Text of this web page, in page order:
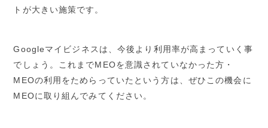
トが大きい施策です。
Googleマイビジネスは、今後より利用率が高まっていく事
でしょう。これまでMEOを意識されていなかった方・
MEOの利用をためらっていたという方は、ぜひこの機会に
MEOに取り組んでみてください。